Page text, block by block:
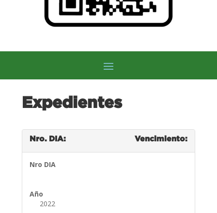
Expedientes
Nro. DIA: Vencimiento:
Nro DIA
Año
2022